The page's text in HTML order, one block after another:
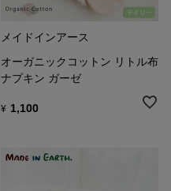
メイドインアース
オーガニックコットン リトル布
ナプキン ガーゼ
¥ 1,100